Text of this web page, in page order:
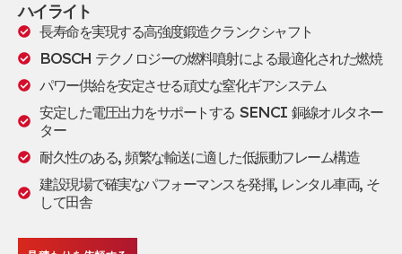
ハイライト
長寿命を実現する高強度鍛造クランクシャフト
BOSCH テクノロジーの燃料噴射による最適化された燃焼
パワー供給を安定させる頑丈な窒化ギアシステム
安定した電圧出力をサポートする SENCI 銅線オルタネー
ター
耐久性のある, 頻繁な輸送に適した低振動フレーム構造
建設現場で確実なパフォーマンスを発揮, レンタル車両, そ
して田舎